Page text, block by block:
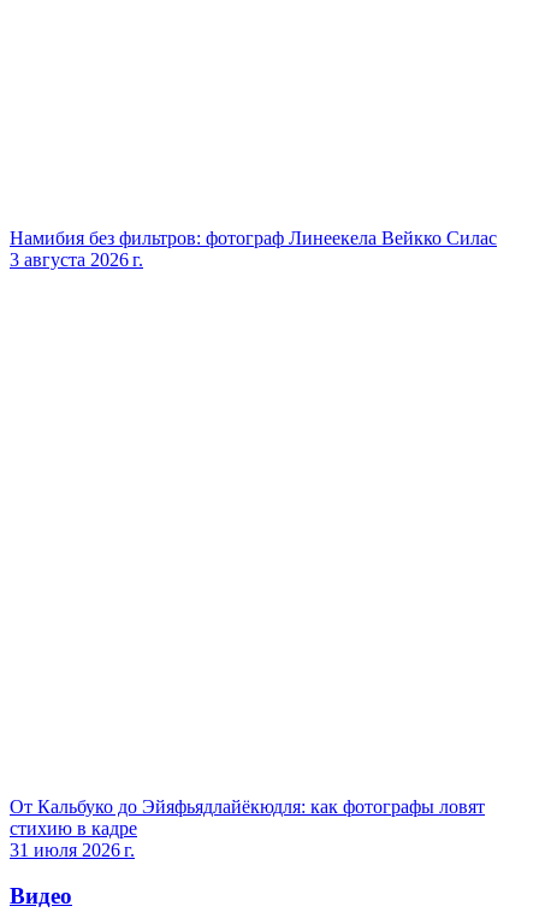
Намибия без фильтров: фотограф Линеекела Вейкко Силас
3 августа 2026 г.
От Кальбуко до Эйяфьядлайёкюдля: как фотографы ловят
стихию в кадре
31 июля 2026 г.
Видео